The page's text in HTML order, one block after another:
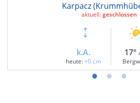
Karpacz
aktuell:geschlossen
k.A.
heute: +0 cm
17°